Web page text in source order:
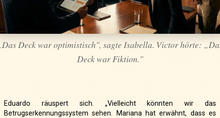
Deck war optimistisch", sagte Isabella. Victor hörte:
Deck war Fiktion."
Eduardo räuspert sich. „Vielleicht könnten wir das
Betrugserkennungssystem sehen. Mariana hat erwähnt, dass es